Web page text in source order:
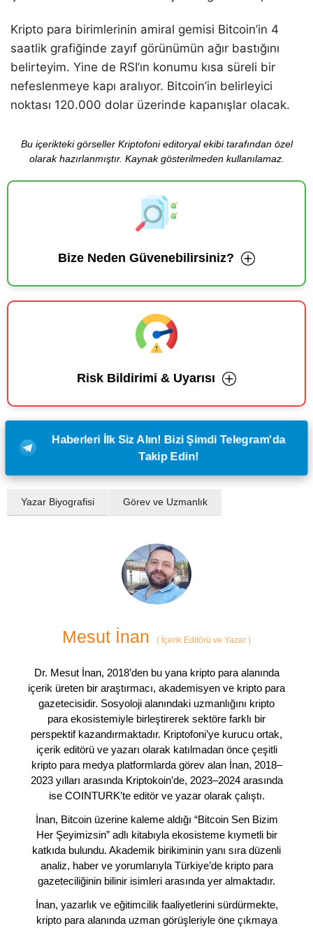
Kripto para birimlerinin amiral gemisi Bitcoin’in 4
saatlik grafiğinde zayıf görünümün ağır bastığını
belirteyim. Yine de RSI’ın konumu kısa süreli bir
nefeslenmeye kapı aralıyor. Bitcoin’in belirleyici
noktası 120.000 dolar üzerinde kapanışlar olacak.
Bu içerikteki görseller Kriptofoni editoryal ekibi tarafından özel
olarak hazırlanmıştır. Kaynak gösterilmeden kullanılamaz.
Bize Neden Güvenebilirsiniz?
Risk Bildirimi & Uyarısı
Haberleri İlk Siz Alın! Bizi Şimdi Telegram'da
Takip Edin!
Yazar Biyografisi Görev ve Uzmanlık
Mesut İnan ( İçerik Editörü ve Yazar )
Dr. Mesut İnan, 2018’den bu yana kripto para alanında
içerik üreten bir araştırmacı, akademisyen ve kripto para
gazetecisidir. Sosyoloji alanındaki uzmanlığını kripto
para ekosistemiyle birleştirerek sektöre farklı bir
perspektif kazandırmaktadır. Kriptofoni’ye kurucu ortak,
içerik editörü ve yazarı olarak katılmadan önce çeşitli
kripto para medya platformlarda görev alan İnan, 2018–
2023 yılları arasında Kriptokoin’de, 2023–2024 arasında
ise COINTURK’te editör ve yazar olarak çalıştı.
İnan, Bitcoin üzerine kaleme aldığı “Bitcoin Sen Bizim
Her Şeyimizsin” adlı kitabıyla ekosisteme kıymetli bir
katkıda bulundu. Akademik birikiminin yanı sıra düzenli
analiz, haber ve yorumlarıyla Türkiye’de kripto para
gazeteciliğinin bilinir isimleri arasında yer almaktadır.
İnan, yazarlık ve eğitimcilik faaliyetlerini sürdürmekte,
kripto para alanında uzman görüşleriyle öne çıkmaya